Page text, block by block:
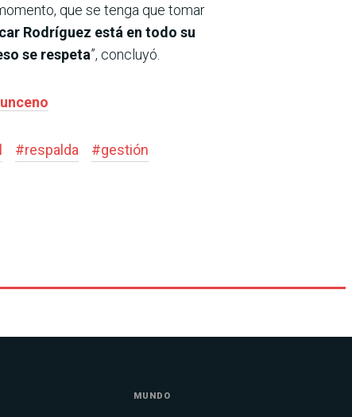
que se tenga que tomar
Rodríguez está en todo su
se respeta”, concluyó.
#respalda #gestión
MUNDO